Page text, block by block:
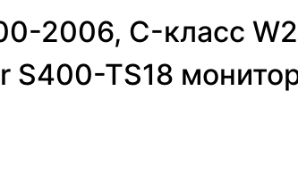
2006, C-класс
TS18